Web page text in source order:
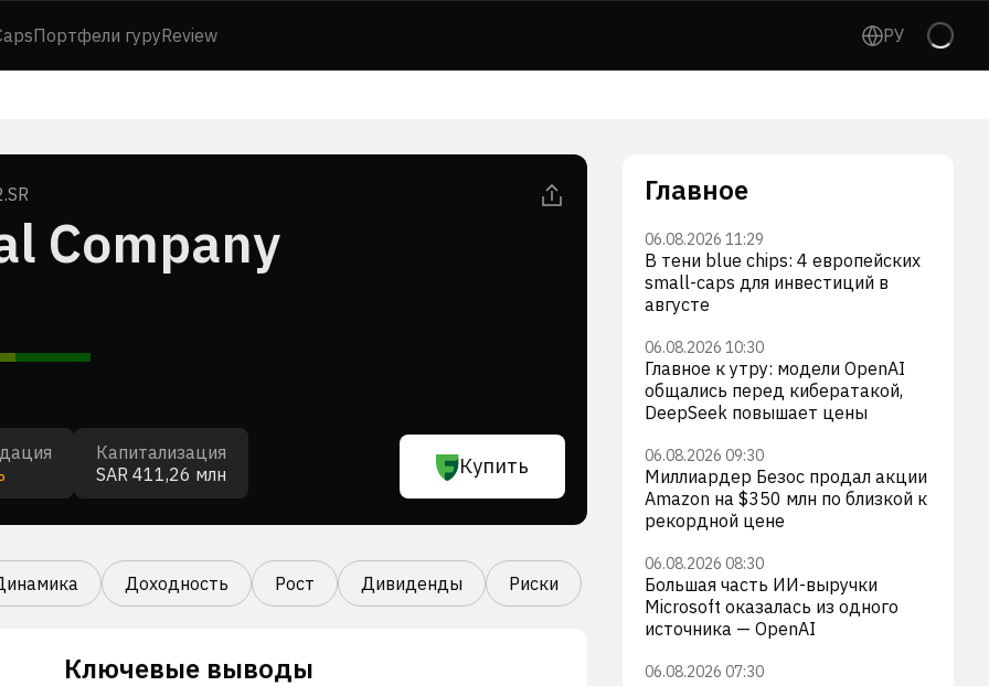
Портфели гуруReview РУ
Company
Капитализация
SAR 411,26 млн
Купить
Доходность Рост Дивиденды Риски
Ключевые выводы
Главное
06.08.2026 11:29
В тени blue chips: 4 европейских
small-caps для инвестиций в
августе
06.08.2026 10:30
Главное к утру: модели OpenAI
общались перед кибератакой,
DeepSeek повышает цены
06.08.2026 09:30
Миллиардер Безос продал акции
Amazon на $350 млн по близкой к
рекордной цене
06.08.2026 08:30
Большая часть ИИ-выручки
Microsoft оказалась из одного
источника — OpenAI
06.08.2026 07:30